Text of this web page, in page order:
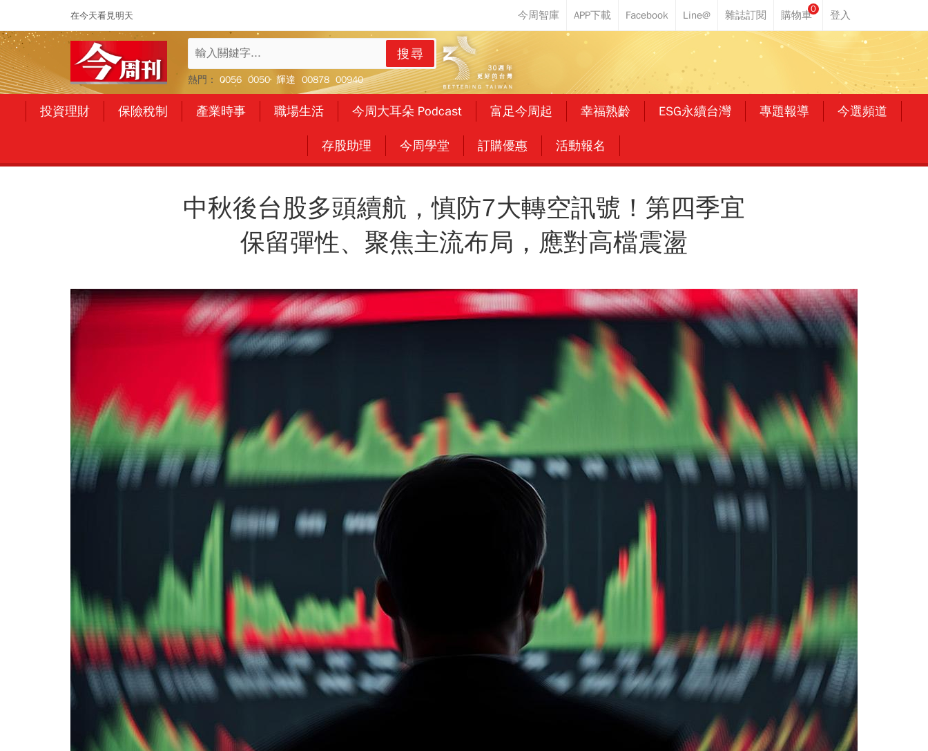
在今天看見明天
0
搜尋
熱門： 0056 0050 輝達 00878 00940
投資理財 保險稅制 產業時事 職場生活 今周大耳朵 Podcast 富足今周起 幸福熟齡 ESG永續台灣 專題報導 今選頻道
存股助理 今周學堂 訂購優惠 活動報名
中秋後台股多頭續航，慎防7大轉空訊號！第四季宜
保留彈性、聚焦主流布局，應對高檔震盪